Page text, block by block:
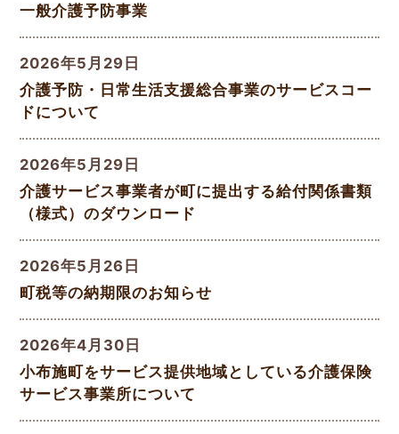
一般介護予防事業
2026年5月29日
介護予防・日常生活支援総合事業のサービスコー
ドについて
2026年5月29日
介護サービス事業者が町に提出する給付関係書類
（様式）のダウンロード
2026年5月26日
町税等の納期限のお知らせ
2026年4月30日
小布施町をサービス提供地域としている介護保険
サービス事業所について